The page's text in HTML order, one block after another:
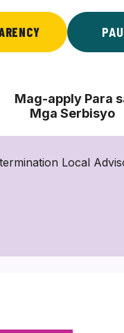
Mag-apply Para
Mga Serbisyo
Local